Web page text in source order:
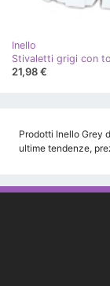
Inello
Stivaletti grigi con
21,98 €
Prodotti Inello Grey
ultime tendenze,